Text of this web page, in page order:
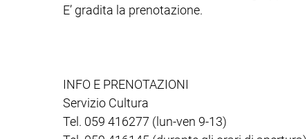
E’ gradita la prenotazione.
INFO E PRENOTAZIONI
Servizio Cultura
Tel. 059 416277 (lun-ven 9-13)